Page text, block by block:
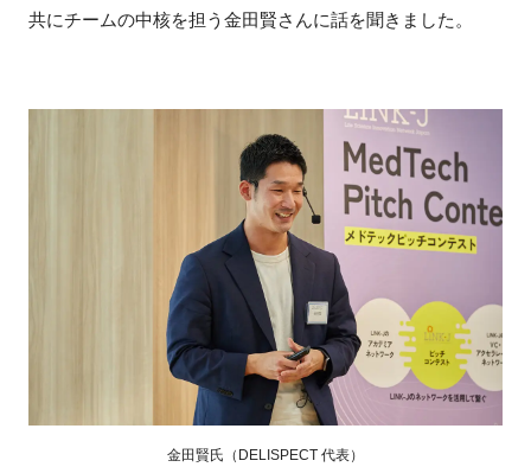
共にチームの中核を担う金田賢さんに話を聞きました。
金田賢氏（DELISPECT 代表）